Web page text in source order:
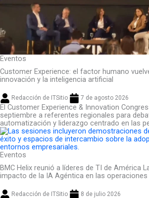
Eventos
Customer Experience: el factor humano
innovación y la inteligencia artificial
Redacción de ITSitio 7 de agosto 2026
El Customer Experience & Innovation
septiembre a referentes regionales para
automatización y liderazgo centrado en las
Eventos
BMC Helix reunió a líderes de TI de América
impacto de la IA Agéntica en las
Redacción de ITSitio 8 de julio 2026